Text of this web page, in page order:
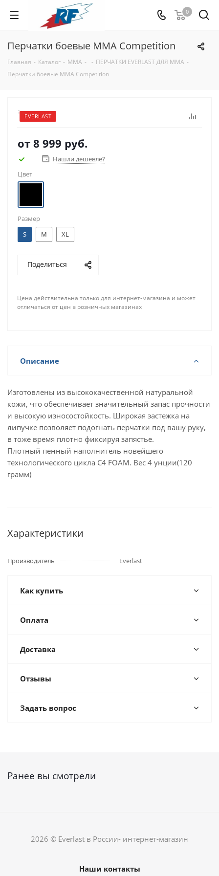
0
Перчатки боевые MMA Competition
Главная - Каталог - ММА - - ПЕРЧАТКИ EVERLAST ДЛЯ MMA -
Перчатки боевые MMA Competition
EVERLAST
:
от 8 999 руб.
Нашли дешевле?
Цвет
Размер
S
M XL
Поделиться
Цена действительна только для интернет-магазина и может
отличаться от цен в розничных магазинах
Описание
Изготовлены из высококачественной натуральной
кожи, что обеспечивает значительный запас прочности
и высокую износостойкость. Широкая застежка на
липучке позволяет подогнать перчатки под вашу руку,
в тоже время плотно фиксируя запястье.
Плотный пенный наполнитель новейшего
технологического цикла C4 FOAM. Вес 4 унции(120
грамм)
Характеристики
Производитель Everlast
Как купить
Оплата
Доставка
Отзывы
Задать вопрос
Ранее вы смотрели
2026 © Everlast в России- интернет-магазин
Наши контакты